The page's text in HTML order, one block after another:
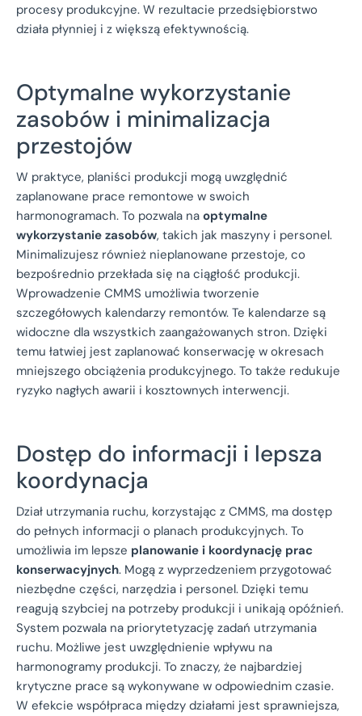
procesy produkcyjne. W rezultacie przedsiębiorstwo
działa płynniej i z większą efektywnością.
Optymalne wykorzystanie
zasobów i minimalizacja
przestojów
W praktyce, planiści produkcji mogą uwzględnić
zaplanowane prace remontowe w swoich
harmonogramach. To pozwala na optymalne
wykorzystanie zasobów, takich jak maszyny i personel.
Minimalizujesz również nieplanowane przestoje, co
bezpośrednio przekłada się na ciągłość produkcji.
Wprowadzenie CMMS umożliwia tworzenie
szczegółowych kalendarzy remontów. Te kalendarze są
widoczne dla wszystkich zaangażowanych stron. Dzięki
temu łatwiej jest zaplanować konserwację w okresach
mniejszego obciążenia produkcyjnego. To także redukuje
ryzyko nagłych awarii i kosztownych interwencji.
Dostęp do informacji i lepsza
koordynacja
Dział utrzymania ruchu, korzystając z CMMS, ma dostęp
do pełnych informacji o planach produkcyjnych. To
umożliwia im lepsze planowanie i koordynację prac
konserwacyjnych. Mogą z wyprzedzeniem przygotować
niezbędne części, narzędzia i personel. Dzięki temu
reagują szybciej na potrzeby produkcji i unikają opóźnień.
System pozwala na priorytetyzację zadań utrzymania
ruchu. Możliwe jest uwzględnienie wpływu na
harmonogramy produkcji. To znaczy, że najbardziej
krytyczne prace są wykonywane w odpowiednim czasie.
W efekcie współpraca między działami jest sprawniejsza,